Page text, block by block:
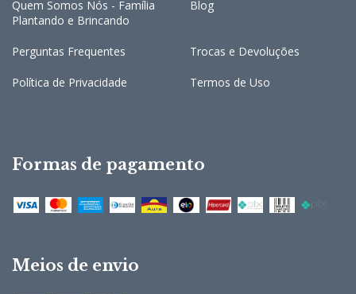
Quem Somos Nós - Família
Plantando e Brincando
Blog
Perguntas Frequentes Trocas e Devoluções
Política de Privacidade Termos de Uso
Formas de pagamento
Meios de envio